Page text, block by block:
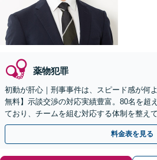
薬物犯罪
初動が肝心｜刑事事件は、スピード感が何
無料】示談交渉の対応実績豊富。80名を超
ており、チームを組む対応する体制を整え
分】
料金表を見る